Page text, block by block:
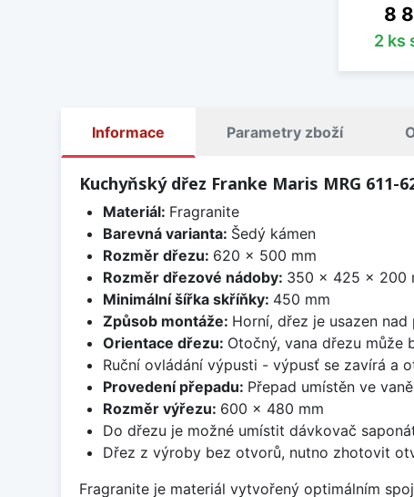
8
2 ks
Informace Parametry zboží
Kuchyňský dřez Franke Maris MRG 611-
Materiál: Fragranite
Barevná varianta: Šedý kámen
Rozměr dřezu: 620 x 500 mm
Rozměr dřezové nádoby: 350 x 425 x 200
Minimální šířka skříňky: 450 mm
Způsob montáže: Horní, dřez je usazen
Orientace dřezu: Otočný, vana dřezu může
Ruční ovládání výpusti - výpusť se zavírá a
Provedení přepadu: Přepad umístěn ve
Rozměr výřezu: 600 x 480 mm
Do dřezu je možné umístit dávkovač
Dřez z výroby bez otvorů, nutno zhotovit
Fragranite je materiál vytvořený optimálním